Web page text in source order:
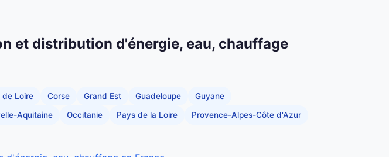
et distribution d'énergie, eau, chauffage
de Loire Corse Grand Est Guadeloupe Guyane
Aquitaine Occitanie Pays de la Loire Provence-Alpes-Côte d'Azur